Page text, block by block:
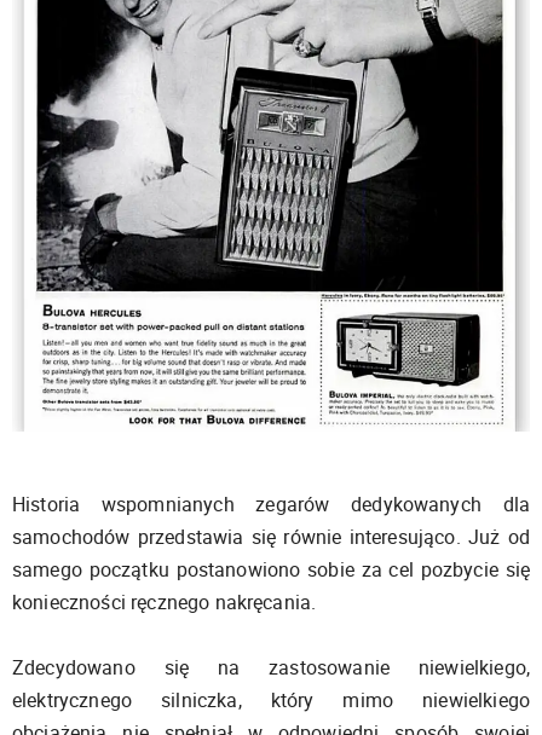
Historia wspomnianych zegarów dedykowanych dla
samochodów przedstawia się równie interesująco. Już od
samego początku postanowiono sobie za cel pozbycie się
konieczności ręcznego nakręcania.
Zdecydowano się na zastosowanie niewielkiego,
elektrycznego silniczka, który mimo niewielkiego